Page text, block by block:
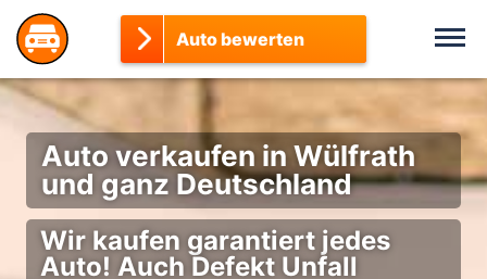
Auto bewerten
Auto verkaufen in Wülfrath
und ganz Deutschland
Wir kaufen garantiert jedes
Auto! Auch Defekt Unfall